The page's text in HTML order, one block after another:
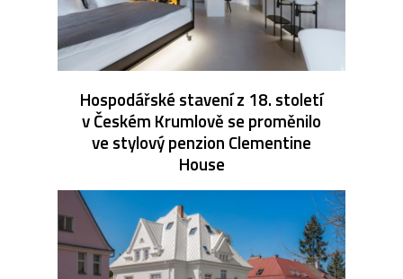
Hospodářské stavení z 18. století
v Českém Krumlově se proměnilo
ve stylový penzion Clementine
House